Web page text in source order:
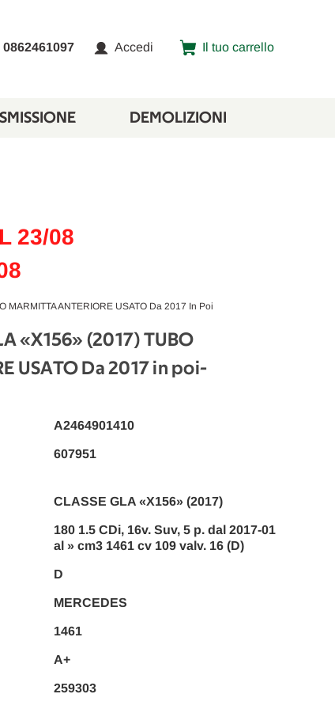
0862461097 Accedi Il tuo carrello
DEMOLIZIONI
23/08
MARMITTA ANTERIORE USATO Da 2017 In Poi
«X156» (2017) TUBO
USATO Da 2017 in poi-
CLASSE GLA «X156» (2017)
180 1.5 CDi, 16v. Suv, 5 p. dal 2017-01
al » cm3 1461 cv 109 valv. 16 (D)
A2464901410
1461
D
607951
MERCEDES
A+
259303